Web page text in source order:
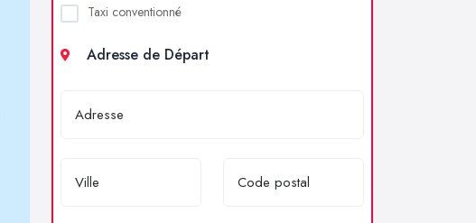
Taxi conventionné
Adresse de Départ